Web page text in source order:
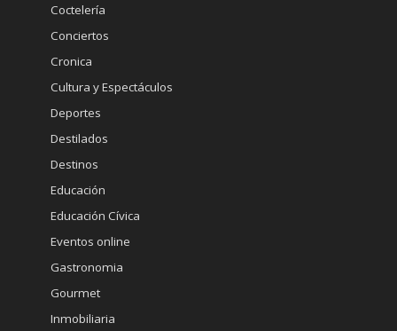
Coctelería
Conciertos
Cronica
Cultura y Espectáculos
Deportes
Destilados
Destinos
Educación
Educación Cívica
Eventos online
Gastronomia
Gourmet
Inmobiliaria